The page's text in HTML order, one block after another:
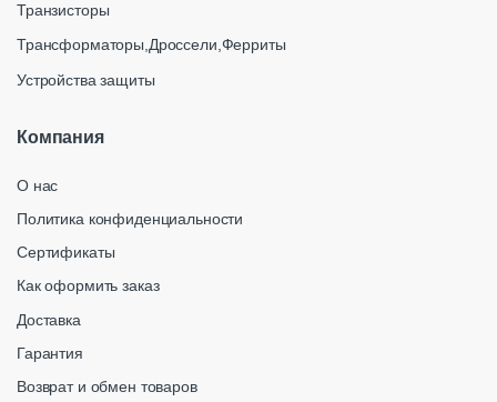
Транзисторы
Трансформаторы,Дроссели,Ферриты
Устройства защиты
Компания
О нас
Политика конфиденциальности
Сертификаты
Как оформить заказ
Доставка
Гарантия
Возврат и обмен товаров